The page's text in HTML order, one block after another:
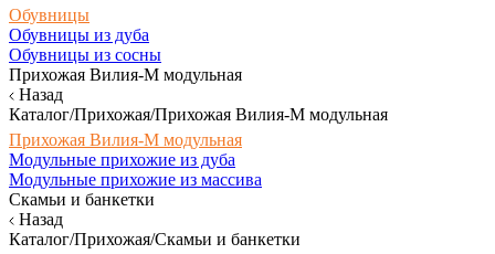
Обувницы
Обувницы из дуба
Обувницы из сосны
Прихожая Вилия-М модульная
Назад
Каталог/Прихожая/Прихожая Вилия-М модульная
Прихожая Вилия-М модульная
Модульные прихожие из дуба
Модульные прихожие из массива
Скамьи и банкетки
Назад
Каталог/Прихожая/Скамьи и банкетки